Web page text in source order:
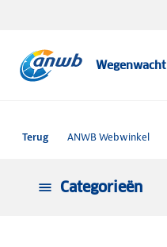
Wegenwacht
Terug ANWB Webwinkel
Categorieën